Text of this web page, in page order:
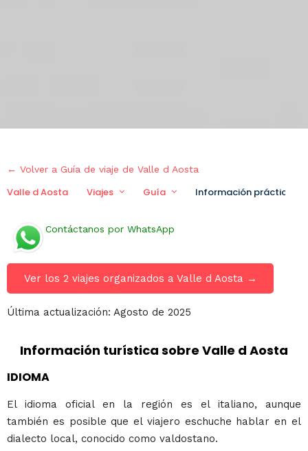
← Volver a Guía de viaje de Valle d Aosta
Valle d Aosta Viajes Guía Información práctica
Contáctanos por WhatsApp
Ver los 2 viajes organizados a Valle d Aosta →
Última actualización: Agosto de 2025
Información turística sobre Valle d Aosta
IDIOMA
El idioma oficial en la región es el italiano, aunque
también es posible que el viajero eschuche hablar en el
dialecto local, conocido como valdostano.